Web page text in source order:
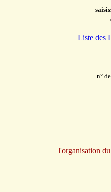
Liste des
n°
l'organisation